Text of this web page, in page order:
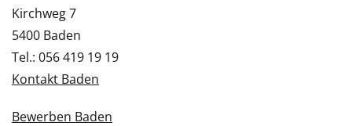
Kirchweg 7
5400 Baden
Tel.: 056 419 19 19
Kontakt Baden
Bewerben Baden